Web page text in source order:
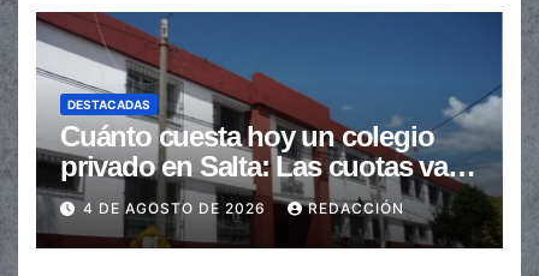
DESTACADAS
Cuánto cuesta hoy un colegio
privado en Salta: Las cuotas van
de $110.000 a más de $600.000
4 DE AGOSTO DE 2026 REDACCIÓN